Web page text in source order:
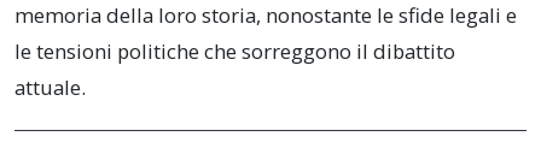
memoria della loro storia, nonostante le sfide legali e
le tensioni politiche che sorreggono il dibattito
attuale.